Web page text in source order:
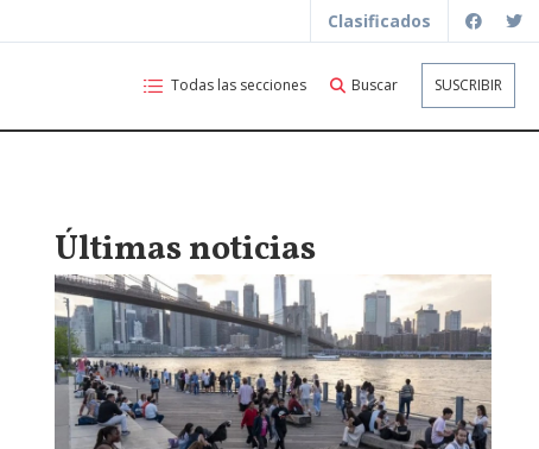
Clasificados
Todas las secciones Buscar SUSCRIBIR
Últimas noticias